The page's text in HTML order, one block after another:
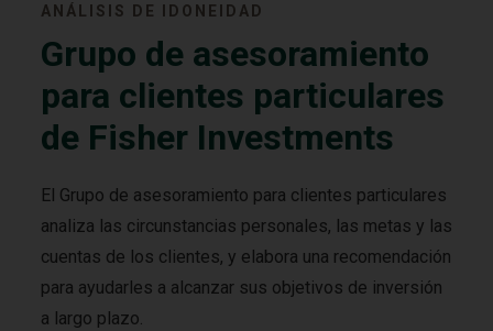
ANÁLISIS DE IDONEIDAD
Grupo de asesoramiento
para clientes particulares
de Fisher Investments
El Grupo de asesoramiento para clientes particulares
analiza las circunstancias personales, las metas y las
cuentas de los clientes, y elabora una recomendación
para ayudarles a alcanzar sus objetivos de inversión
a largo plazo.